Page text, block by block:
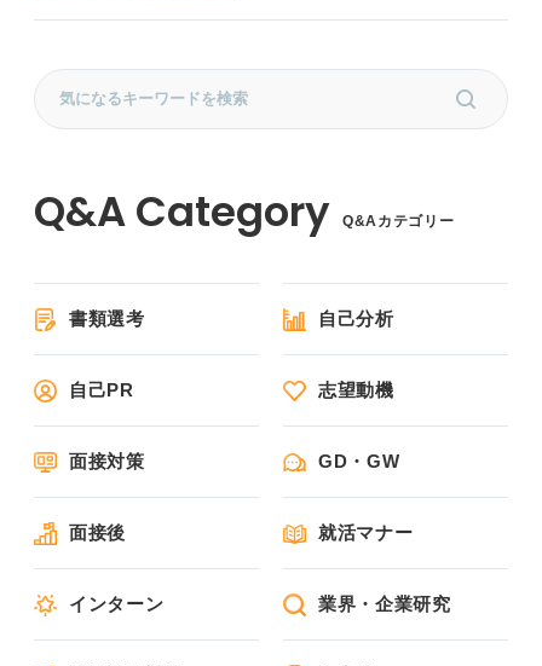
Q&Aカテゴリー
書類選考 自己分析
自己PR 志望動機
面接対策 GD・GW
面接後 就活マナー
インターン 業界・企業研究